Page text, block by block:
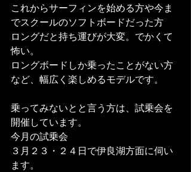
これからサーフィンを始める方や今ま
でスクールのソフトボードだった方
ロングだと持ち運びが大変。でかくて
怖い。
ロングボードしか乗ったことがない方
など、幅広く楽しめるモデルです。
乗ってみないとと言う方は、試乗会を
開催しています。
今月の試乗会
３月２３・２４日で伊良湖方面に伺い
ます。